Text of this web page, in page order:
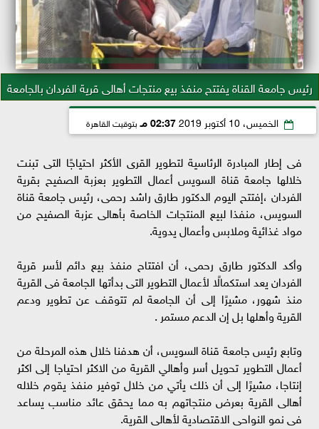
رئيس جامعة القناة يفتتح منفذ بيع منتجات أهالى قرية الفردان بالجامعة
الخميس، 10 أكتوبر 2019 02:37 مـ بتوقيت القاهرة
فى إطار المبادرة الرئاسية لتطوير القرى الأكثر احتياجًا التى تبنت
خلالها جامعة قناة السويس أعمال التطوير بعزبة الصفيح بقرية
الفردان ،إفتتح اليوم الدكتور طارق راشد رحمى، رئيس جامعة قناة
السويس، منفذا لبيع المنتجات الخاصة بأهالى عزبة الصفيح من
مواد غذائية وملابس وأعمال يدوية.
وأكد الدكتور طارق رحمى، أن افتتاح منفذ بيع دائم لأسر قرية
الفردان يعد استكمالًا لأعمال التطوير التى بدأتها الجامعة فى القرية
منذ شهور، مشيرًا إلى أن الجامعة لم تتوقف عن تطوير ودعم
القرية وأهلها بل إن الدعم مستمر .
وتابع رئيس جامعة قناة السويس، أن هدفنا خلال هذه المرحلة من
أعمال التطوير تحويل أسر وأهالي القرية من الاكثر احتياجا إلى اكثر
إنتاجا، مشيرًا إلى أن ذلك يأتي من خلال توفير منفذ يقوم خلاله
أهالى القرية بعرض منتجاتهم به مما يحقق عائد مناسب يساعد
فى نمو النواحى الاقتصادية لأهالى القرية.